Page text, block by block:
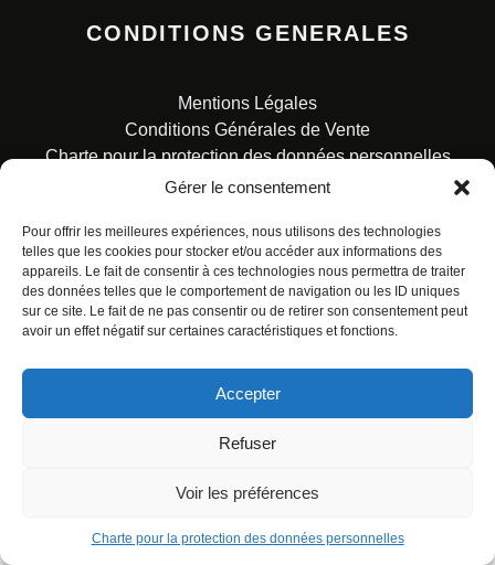
Gérer le consentement
Pour offrir les meilleures expériences, nous utilisons des technologies
telles que les cookies pour stocker et/ou accéder aux informations des
appareils. Le fait de consentir à ces technologies nous permettra de traiter
des données telles que le comportement de navigation ou les ID uniques
sur ce site. Le fait de ne pas consentir ou de retirer son consentement peut
avoir un effet négatif sur certaines caractéristiques et fonctions.
Accepter
Refuser
Voir les préférences
Charte pour la protection des données personnelles
CONDITIONS GENERALES
Mentions Légales
Conditions Générales de Vente
Charte pour la protection des données personnelles
© ALL RIGHTS RESERVED. URBAN COMICS POUR LES
ÉDITIONS FRANÇAISES.